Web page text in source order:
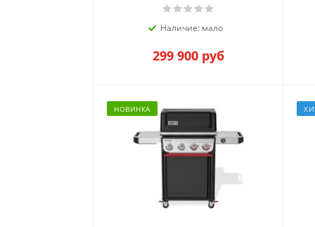
Наличие: мало
299 900 руб
НОВИНКА